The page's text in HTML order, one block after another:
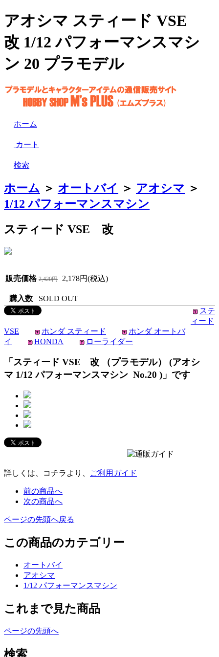
アオシマ スティード VSE
改 1/12 パフォーマンスマシ
ン 20 プラモデル
ホーム
カート
検索
ホーム ＞ オートバイ ＞ アオシマ ＞
1/12 パフォーマンスマシン
スティード VSE 改
販売価格 2,420円 2,178円(税込)
購入数
SOLD OUT
ステ
ィード
VSE
ホンダ スティード
ホンダ オートバ
イ
HONDA ローライダー
「スティード VSE 改 （プラモデル） (アオシ
マ 1/12 パフォーマンスマシン No.20 )」です
詳しくは、コチラより、 ご利用ガイド
前の商品へ
次の商品へ
ページの先頭へ戻る
この商品のカテゴリー
オートバイ
アオシマ
1/12 パフォーマンスマシン
これまで見た商品
ページの先頭へ
検索